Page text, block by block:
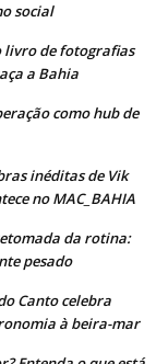
social
livro de fotografias
a Bahia
como hub de
inéditas de Vik
no MAC_BAHIA
da rotina:
pesado
Canto celebra
à beira-mar